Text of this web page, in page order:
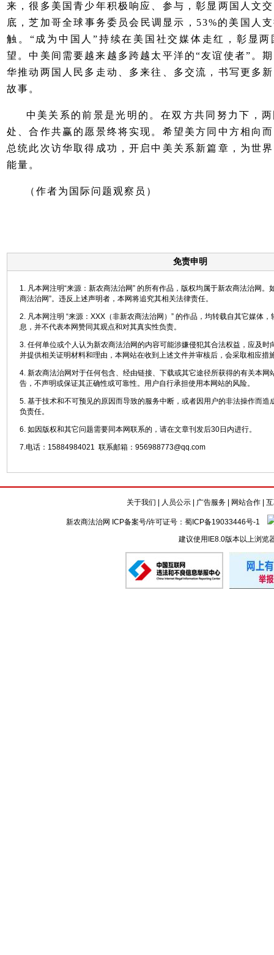
来，很多美国青少年积极响应、参与，彰显两国人文
底，芝加哥全球事务委员会民调显示，53%的美国人
触。“成为中国人”持续在美国社交媒体走红，彰显
望。中美间需要越来越多跨越太平洋的“友谊使者”。
华推动两国人民多走动、多来往、多交流，书写更多
故事。
中美关系的前景是光明的。在双方共同努力下，两
处、合作共赢的愿景终将实现。希望美方同中方相向
总统此次访华取得成功，开启中美关系新篇章，为世
能量。
（作者为国际问题观察员）
免责申明
1. 凡本网注明“来源：新农商法治网” 的所有作品，版权均属于新农商法治网。
商法治网”。违反上述声明者，本网将追究其相关法律责任。
2. 凡本网注明 “来源：XXX（非新农商法治网）” 的作品，均转载自其它媒体
息，并不代表本网赞同其观点和对其真实性负责。
3. 任何单位或个人认为新农商法治网的内容可能涉嫌侵犯其合法权益，应及时
并提供相关证明材料和理由，本网站在收到上述文件并审核后，会采取相应措
4. 新农商法治网对于任何包含、经由链接、下载或其它途径所获得的有关本网
告，不声明或保证其正确性或可靠性。用户自行承担使用本网站的风险。
5. 基于技术和不可预见的原因而导致的服务中断，或者因用户的非法操作而造
负责任。
6. 如因版权和其它问题需要同本网联系的，请在文章刊发后30日内进行。
7.电话：15884984021 联系邮箱：956988773@qq.com
关于我们 人员公示| 广告服务| 网站合作|
新农商法治网 ICP备案号/许可证号： 蜀ICP备19033446号-1
建议使用IE8.0版本以上浏览